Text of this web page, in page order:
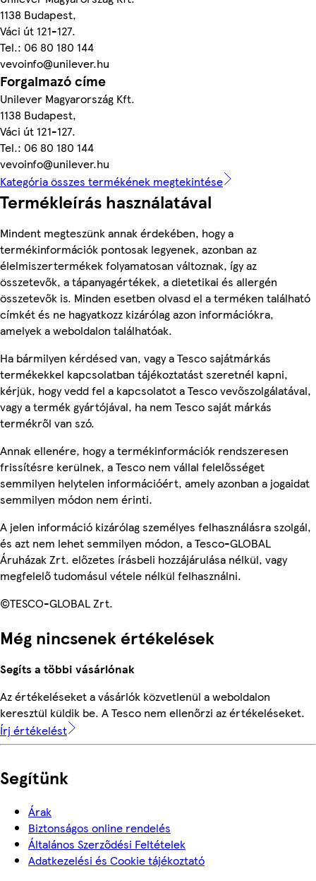
1138 Budapest,
Váci út 121-127.
Tel.: 06 80 180 144
vevoinfo@unilever.hu
Forgalmazó címe
Unilever Magyarország Kft.
1138 Budapest,
Váci út 121-127.
Tel.: 06 80 180 144
vevoinfo@unilever.hu
Kategória összes termékének megtekintése
Termékleírás használatával
Mindent megteszünk annak érdekében, hogy a
termékinformációk pontosak legyenek, azonban az
élelmiszertermékek folyamatosan változnak, így az
összetevők, a tápanyagértékek, a dietetikai és allergén
összetevők is. Minden esetben olvasd el a terméken található
címkét és ne hagyatkozz kizárólag azon információkra,
amelyek a weboldalon találhatóak.
Ha bármilyen kérdésed van, vagy a Tesco sajátmárkás
termékekkel kapcsolatban tájékoztatást szeretnél kapni,
kérjük, hogy vedd fel a kapcsolatot a Tesco vevőszolgálatával,
vagy a termék gyártójával, ha nem Tesco saját márkás
termékről van szó.
Annak ellenére, hogy a termékinformációk rendszeresen
frissítésre kerülnek, a Tesco nem vállal felelősséget
semmilyen helytelen információért, amely azonban a jogaidat
semmilyen módon nem érinti.
A jelen információ kizárólag személyes felhasználásra szolgál,
és azt nem lehet semmilyen módon, a Tesco-GLOBAL
Áruházak Zrt. előzetes írásbeli hozzájárulása nélkül, vagy
megfelelő tudomásul vétele nélkül felhasználni.
©TESCO-GLOBAL Zrt.
Még nincsenek értékelések
Segíts a többi vásárlónak
Az értékeléseket a vásárlók közvetlenül a weboldalon
keresztül küldik be. A Tesco nem ellenőrzi az értékeléseket.
Írj értékelést
Segítünk
Árak
Biztonságos online rendelés
Általános Szerződési Feltételek
Adatkezelési és Cookie tájékoztató